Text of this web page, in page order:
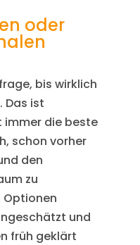
oder
bis wirklich
Das ist
die beste
schon vorher
den
zu
Optionen
und
früh geklärt